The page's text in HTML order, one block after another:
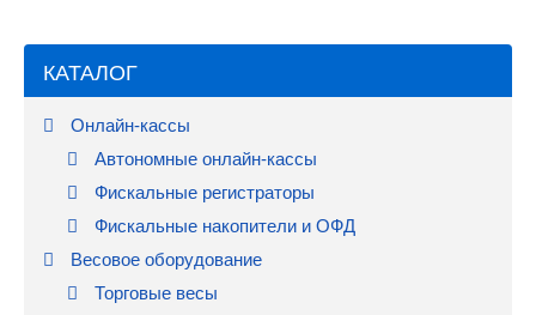
КАТАЛОГ
Онлайн-кассы
Автономные онлайн-кассы
Фискальные регистраторы
Фискальные накопители и ОФД
Весовое оборудование
Торговые весы